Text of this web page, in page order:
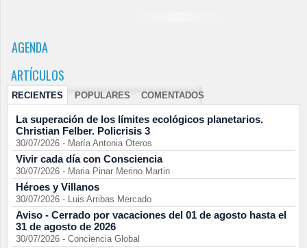
AGENDA
ARTÍCULOS
RECIENTES POPULARES COMENTADOS
La superación de los límites ecológicos planetarios.
Christian Felber. Policrisis 3
30/07/2026 - María Antonia Oteros
Vivir cada día con Consciencia
30/07/2026 - Maria Pinar Merino Martin
Héroes y Villanos
30/07/2026 - Luis Arribas Mercado
Aviso - Cerrado por vacaciones del 01 de agosto hasta el
31 de agosto de 2026
30/07/2026 - Conciencia Global